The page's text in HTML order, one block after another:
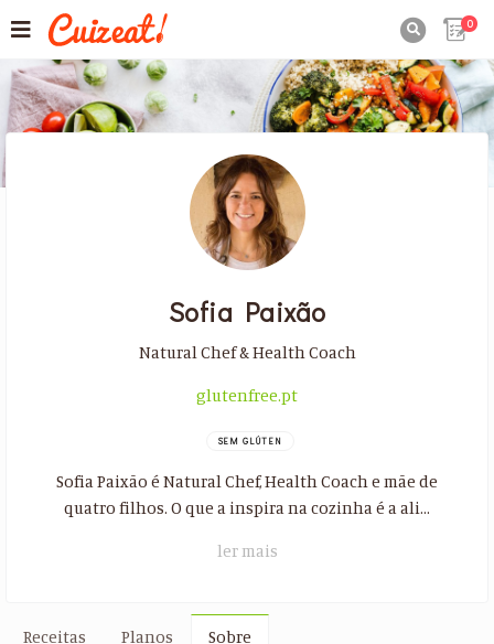
0
Sofia Paixão
Natural Chef & Health Coach
glutenfree.pt
SEM GLÚTEN
Sofia Paixão é Natural Chef, Health Coach e mãe de
quatro filhos. O que a inspira na cozinha é a ali...
ler mais
Receitas Planos Sobre